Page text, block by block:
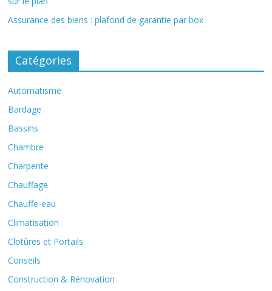
Assurance des biens : plafond de garantie par box
Catégories
Automatisme
Bardage
Bassins
Chambre
Charpente
Chauffage
Chauffe-eau
Climatisation
Clotûres et Portails
Conseils
Construction & Rénovation